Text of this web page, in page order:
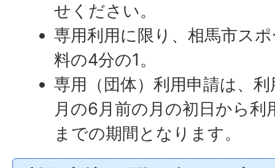
せください。
専用利用に限り、相馬市ス
料の4分の1。
専用（団体）利用申請は、
月の6月前の月の初日から
までの期間となります。